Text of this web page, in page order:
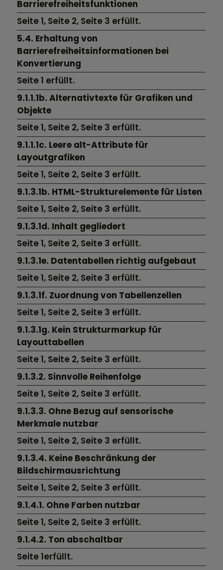
Barrierefreiheitsfunktionen
Seite 1, Seite 2, Seite 3 erfüllt.
5.4. Erhaltung von
Barrierefreiheitsinformationen bei
Konvertierung
Seite 1 erfüllt.
9.1.1.1b. Alternativtexte für Grafiken und
Objekte
Seite 1, Seite 2, Seite 3 erfüllt.
9.1.1.1c. Leere alt-Attribute für
Layoutgrafiken
Seite 1, Seite 2, Seite 3 erfüllt.
9.1.3.1b. HTML-Strukturelemente für Listen
Seite 1, Seite 2, Seite 3 erfüllt.
9.1.3.1d. Inhalt gegliedert
Seite 1, Seite 2, Seite 3 erfüllt.
9.1.3.1e. Datentabellen richtig aufgebaut
Seite 1, Seite 2, Seite 3 erfüllt.
9.1.3.1f. Zuordnung von Tabellenzellen
Seite 1, Seite 2, Seite 3 erfüllt.
9.1.3.1g. Kein Strukturmarkup für
Layouttabellen
Seite 1, Seite 2, Seite 3 erfüllt.
9.1.3.2. Sinnvolle Reihenfolge
Seite 1, Seite 2, Seite 3 erfüllt.
9.1.3.3. Ohne Bezug auf sensorische
Merkmale nutzbar
Seite 1, Seite 2, Seite 3 erfüllt.
9.1.3.4. Keine Beschränkung der
Bildschirmausrichtung
Seite 1, Seite 2, Seite 3 erfüllt.
9.1.4.1. Ohne Farben nutzbar
Seite 1, Seite 2, Seite 3 erfüllt.
9.1.4.2. Ton abschaltbar
Seite 1erfüllt.